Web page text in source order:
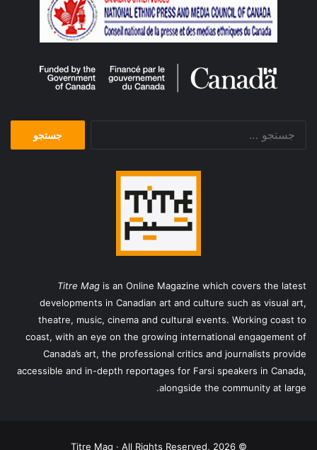
Titre Mag is an Online Magazine which covers the latest
developments in Canadian art and culture such as visual art,
theatre, music, cinema and cultural events. Working coast to
coast, with an eye on the growing international engagement of
Canada’s art, the professional critics and journalists provide
accessible and in-depth reportages for Farsi speakers in Canada,
alongside the community at large.
© Titre Mag · All Rights Reserved, 2026